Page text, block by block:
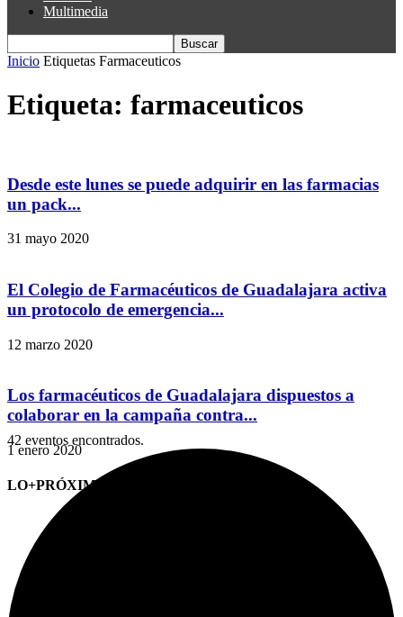
Multimedia
Inicio Etiquetas Farmaceuticos
Etiqueta: farmaceuticos
Desde este lunes se puede adquirir en las farmacias
un pack...
31 mayo 2020
El Colegio de Farmacéuticos de Guadalajara activa
un protocolo de emergencia...
12 marzo 2020
Los farmacéuticos de Guadalajara dispuestos a
colaborar en la campaña contra...
1 enero 2020
LO+PRÓXIMO (CITAS)
42 eventos encontrados.